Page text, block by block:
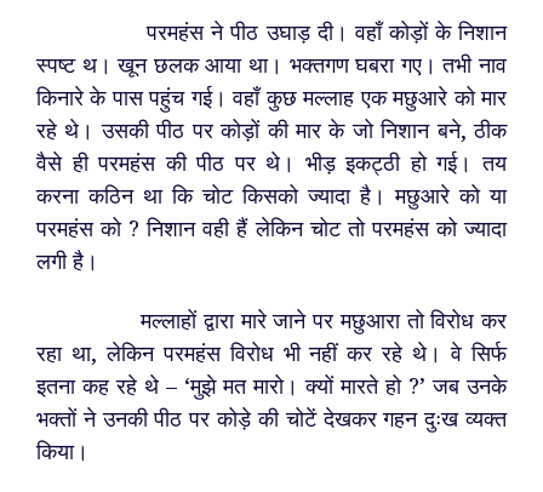
परमहंस ने पीठ उघाड़ दी। वहाँ कोड़ों के निशान
स्पष्ट थ। खून छलक आया था। भक्तगण घबरा गए। तभी नाव
किनारे के पास पहुंच गई। वहाँ कुछ मल्लाह एक मछुआरे को मार
रहे थे। उसकी पीठ पर कोड़ों की मार के जो निशान बने, ठीक
वैसे ही परमहंस की पीठ पर थे। भीड़ इकट्ठी हो गई। तय
करना कठिन था कि चोट किसको ज्यादा है। मछुआरे को या
परमहंस को ? निशान वही हैं लेकिन चोट तो परमहंस को ज्यादा
लगी है।
मल्लाहों द्वारा मारे जाने पर मछुआरा तो विरोध कर
रहा था, लेकिन परमहंस विरोध भी नहीं कर रहे थे। वे सिर्फ
इतना कह रहे थे – ‘मुझे मत मारो। क्यों मारते हो ?’ जब उनके
भक्तों ने उनकी पीठ पर कोड़े की चोटें देखकर गहन दुःख व्यक्त
किया।